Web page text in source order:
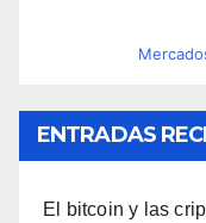
ENTRADAS
El bitcoin y las